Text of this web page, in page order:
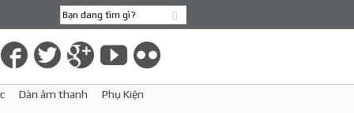
Dàn âm thanh
Phụ Kiện